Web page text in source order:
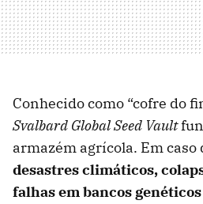
Conhecido como “cofre do
Svalbard Global Seed Vault
armazém agrícola. Em caso
desastres climáticos,
falhas em bancos genéticos